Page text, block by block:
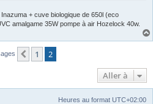
+ cuve biologique de 650l (eco
amalgame 35W pompe à air Hozelock 40w.
Précédente
1
2
Aller à
Heures au format UTC+02:00